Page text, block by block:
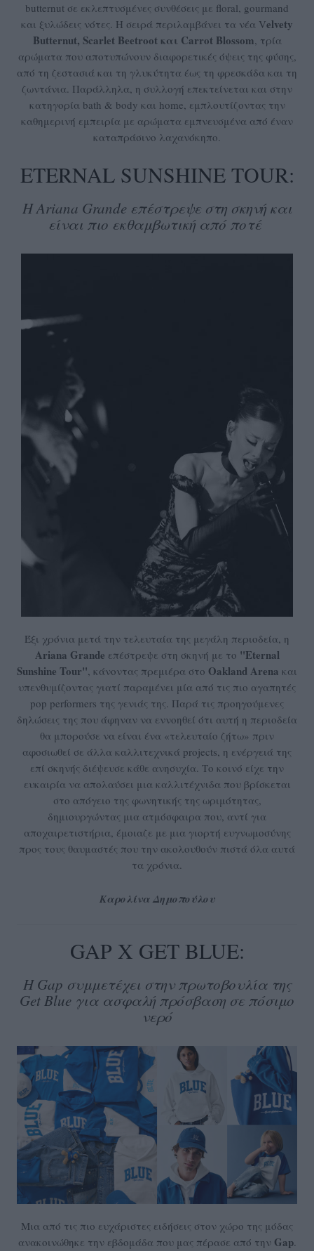
butternut σε εκλεπτυσμένες συνθέσεις με floral, gourmand
και ξυλώδεις νότες. Η σειρά περιλαμβάνει τα νέα Velvety
Butternut, Scarlet Beetroot και Carrot Blossom, τρία
αρώματα που αποτυπώνουν διαφορετικές όψεις της φύσης,
από τη ζεστασιά και τη γλυκύτητα έως τη φρεσκάδα και τη
ζωντάνια. Παράλληλα, η συλλογή επεκτείνεται και στην
κατηγορία bath & body και home, εμπλουτίζοντας την
καθημερινή εμπειρία με αρώματα εμπνευσμένα από έναν
καταπράσινο λαχανόκηπο.
ETERNAL SUNSHINE TOUR:
H Ariana Grande επέστρεψε στη σκηνή και
είναι πιο εκθαμβωτική από ποτέ
Έξι χρόνια μετά την τελευταία της μεγάλη περιοδεία, η
Ariana Grande επέστρεψε στη σκηνή με το "Eternal
Sunshine Tour", κάνοντας πρεμιέρα στο Oakland Arena και
υπενθυμίζοντας γιατί παραμένει μία από τις πιο αγαπητές
pop performers της γενιάς της. Παρά τις προηγούμενες
δηλώσεις της που άφηναν να εννοηθεί ότι αυτή η περιοδεία
θα μπορούσε να είναι ένα «τελευταίο ζήτω» πριν
αφοσιωθεί σε άλλα καλλιτεχνικά projects, η ενέργειά της
επί σκηνής διέψευσε κάθε ανησυχία. Το κοινό είχε την
ευκαιρία να απολαύσει μια καλλιτέχνιδα που βρίσκεται
στο απόγειο της φωνητικής της ωριμότητας,
δημιουργώντας μια ατμόσφαιρα που, αντί για
αποχαιρετιστήρια, έμοιαζε με μια γιορτή ευγνωμοσύνης
προς τους θαυμαστές που την ακολουθούν πιστά όλα αυτά
τα χρόνια.
Καρολίνα Δημοπούλου
GAP X GET BLUE:
Η Gap συμμετέχει στην πρωτοβουλία της
Get Blue για ασφαλή πρόσβαση σε πόσιμο
νερό
Μια από τις πιο ευχάριστες ειδήσεις στον χώρο της μόδας
ανακοινώθηκε την εβδομάδα που μας πέρασε από την Gap.